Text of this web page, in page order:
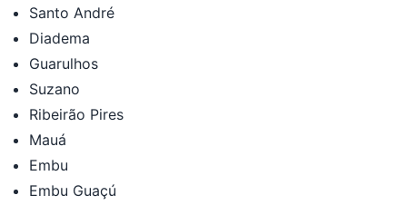
Santo André
Diadema
Guarulhos
Suzano
Ribeirão Pires
Mauá
Embu
Embu Guaçú